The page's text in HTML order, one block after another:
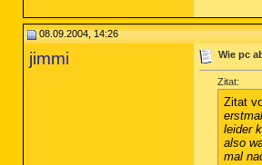
08.09.2004, 14:26
jimmi Wie pc
Zitat:
Zitat
leider
also
mal